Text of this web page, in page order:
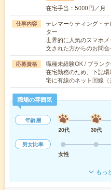
在宅手当：5000円／月
仕事内容
テレマーケティング・
ター
世界的に人気のスマホ
文された方からのお問
応募資格
職種未経験OK / ブラン
在宅勤務のため、下記
宅に有線のネット回線
職場の雰囲気
年齢層
20代
30代
男女比率
女性
もっ